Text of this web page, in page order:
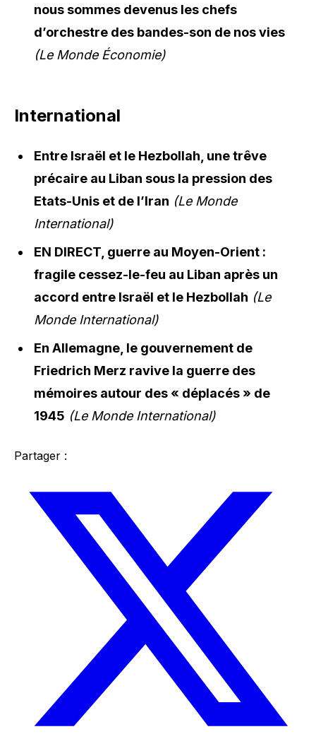
nous sommes devenus les chefs
d’orchestre des bandes-son de nos vies
(Le Monde Économie)
International
Entre Israël et le Hezbollah, une trêve
précaire au Liban sous la pression des
Etats-Unis et de l’Iran (Le Monde
International)
EN DIRECT, guerre au Moyen-Orient :
fragile cessez-le-feu au Liban après un
accord entre Israël et le Hezbollah (Le
Monde International)
En Allemagne, le gouvernement de
Friedrich Merz ravive la guerre des
mémoires autour des « déplacés » de
1945 (Le Monde International)
Partager :